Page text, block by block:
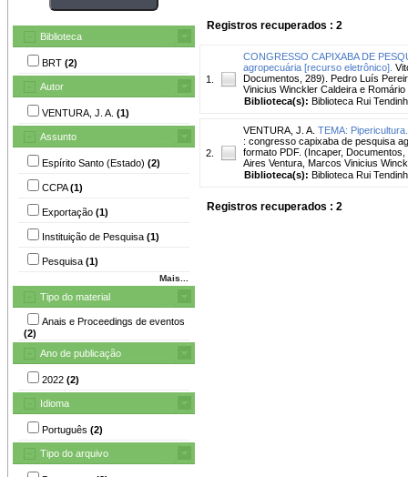
Biblioteca
BRT (2)
Autor
VENTURA, J. A. (1)
Assunto
Espírito Santo (Estado) (2)
CCPA(1)
Exportação (1)
Instituição de Pesquisa (1)
Pesquisa (1)
Mais...
Tipo do material
Anais e Proceedings de eventos
(2)
Ano de publicação
2022 (2)
Idioma
Português (2)
Tipo do arquivo
Registros recuperados : 2
1.
CONGRESSO CAPIXABA DE
agropecuária [recurso eletrônico].
Documentos, 289). Pedro Luís
Vinicius Winckler Caldeira e
Biblioteca(s): Biblioteca Rui
2.
VENTURA, J. A. TEMA: Pipericultura.
: congresso capixaba de pesquisa
formato PDF. (Incaper,
Aires Ventura, Marcos Vinicius
Biblioteca(s): Biblioteca Rui
Registros recuperados : 2